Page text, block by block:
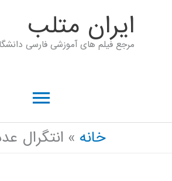
ايران متلب
مرجع فیلم های آموزشی فارسی
اصلی
خانه انتگرال